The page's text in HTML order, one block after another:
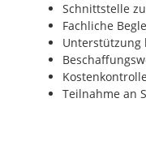
Schnittstelle
Fachliche
Unterstützung
Teilnahme an